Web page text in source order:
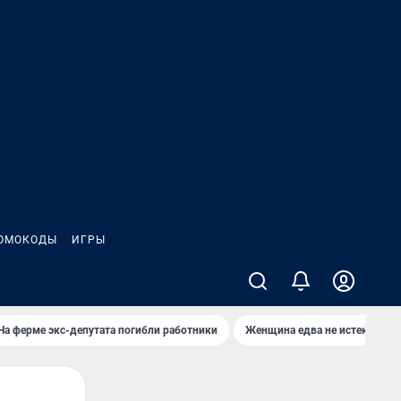
ИГРЫ
ферме экс-депутата погибли работники Женщина едва не истекла